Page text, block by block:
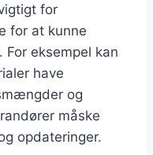
for
for at kunne
eksempel kan
have
og
måske
opdateringer.